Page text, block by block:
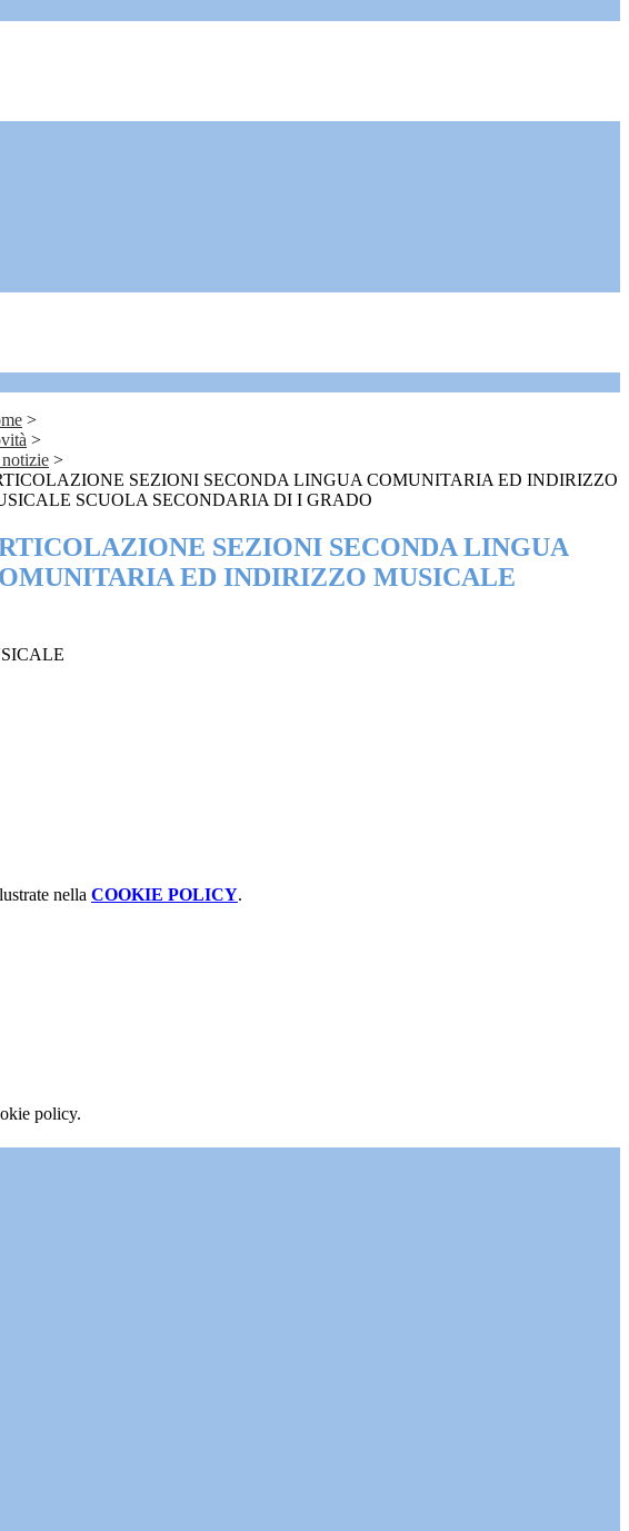
>
>
>
SEZIONI SECONDA LINGUA COMUNITARIA ED INDIRIZZO
SCUOLA SECONDARIA DI I GRADO
SEZIONI SECONDA LINGUA
ED INDIRIZZO MUSICALE
nella COOKIE POLICY.
policy.